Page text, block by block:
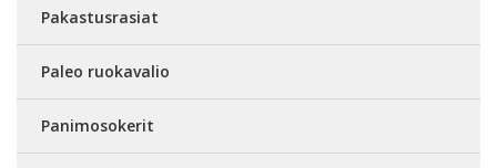
Pakastusrasiat
Paleo ruokavalio
Panimosokerit